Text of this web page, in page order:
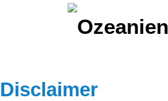
Disclaimer